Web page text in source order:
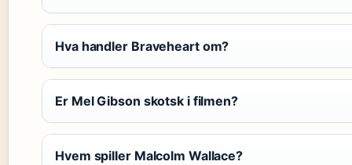
Hva handler Braveheart om?
Er Mel Gibson skotsk i filmen?
Hvem spiller Malcolm Wallace?